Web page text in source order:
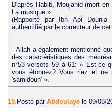
D'après Habib, Moujahid (mort
La musique ».
(Rapporté par Ibn Abi
authentifié par le correcteur de cet
- Allah a également mentionné
des caractéristiques des
n°53 versets 59 à 61: « Est-ce
vous étonnez? Vous riez et ne
'samidoun' ».
15. Posté par Abdoulaye le 09/08/